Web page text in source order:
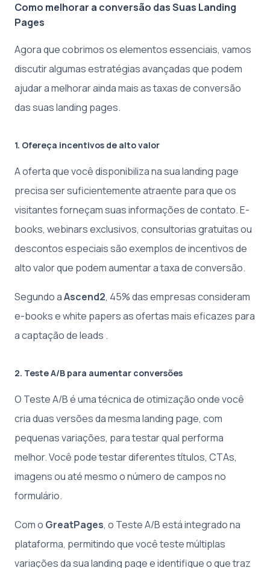
Como melhorar a conversão das Suas Landing
Pages
Agora que cobrimos os elementos essenciais, vamos
discutir algumas estratégias avançadas que podem
ajudar a melhorar ainda mais as taxas de conversão
das suas landing pages.
1. Ofereça incentivos de alto valor
A oferta que você disponibiliza na sua landing page
precisa ser suficientemente atraente para que os
visitantes forneçam suas informações de contato. E-
books, webinars exclusivos, consultorias gratuitas ou
descontos especiais são exemplos de incentivos de
alto valor que podem aumentar a taxa de conversão.
Segundo aAscend2, 45% das empresas consideram
e-books e white papers as ofertas mais eficazes para
a captação de leads .
2. Teste A/B para aumentar conversões
O Teste A/B é uma técnica de otimização onde você
cria duas versões da mesma landing page, com
pequenas variações, para testar qual performa
melhor. Você pode testar diferentes títulos, CTAs,
imagens ou até mesmo o número de campos no
formulário.
Com o GreatPages, o Teste A/B está integrado na
plataforma, permitindo que você teste múltiplas
variações da sua landing page e identifique o que traz